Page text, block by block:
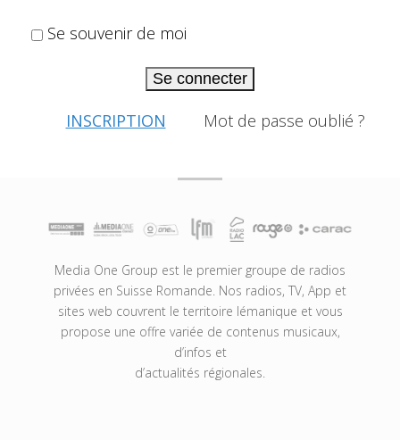
Se souvenir de moi
Se connecter
INSCRIPTION Mot de passe oublié ?
Media One Group est le premier groupe de radios
privées en Suisse Romande. Nos radios, TV, App et
sites web couvrent le territoire lémanique et vous
propose une offre variée de contenus musicaux,
d’infos et
d’actualités régionales.